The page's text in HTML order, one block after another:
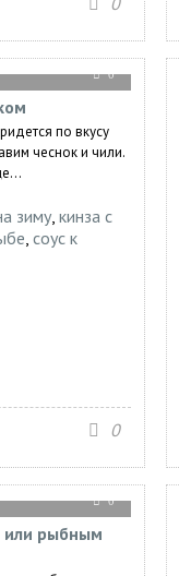
0
по вкусу
чеснок и чили.
зиму, кинза с
, соус к
0
0
или рыбным